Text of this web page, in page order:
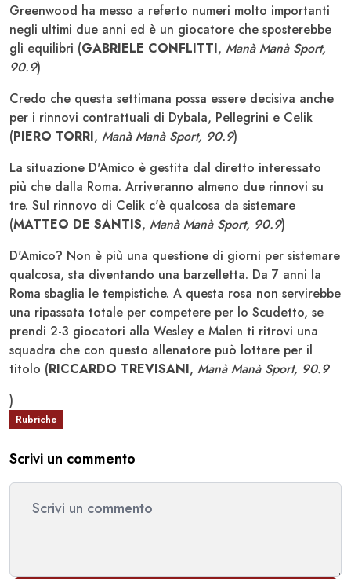
Greenwood ha messo a referto numeri molto importanti
negli ultimi due anni ed è un giocatore che sposterebbe
gli equilibri (GABRIELE CONFLITTI, Manà Manà Sport,
90.9)
Credo che questa settimana possa essere decisiva anche
per i rinnovi contrattuali di Dybala, Pellegrini e Celik
(PIERO TORRI, Manà Manà Sport, 90.9)
La situazione D'Amico è gestita dal diretto interessato
più che dalla Roma. Arriveranno almeno due rinnovi su
tre. Sul rinnovo di Celik c'è qualcosa da sistemare
(MATTEO DE SANTIS, Manà Manà Sport, 90.9)
D'Amico? Non è più una questione di giorni per sistemare
qualcosa, sta diventando una barzelletta. Da 7 anni la
Roma sbaglia le tempistiche. A questa rosa non servirebbe
una ripassata totale per competere per lo Scudetto, se
prendi 2-3 giocatori alla Wesley e Malen ti ritrovi una
squadra che con questo allenatore può lottare per il
titolo (RICCARDO TREVISANI, Manà Manà Sport, 90.9
)
Rubriche
Scrivi un commento